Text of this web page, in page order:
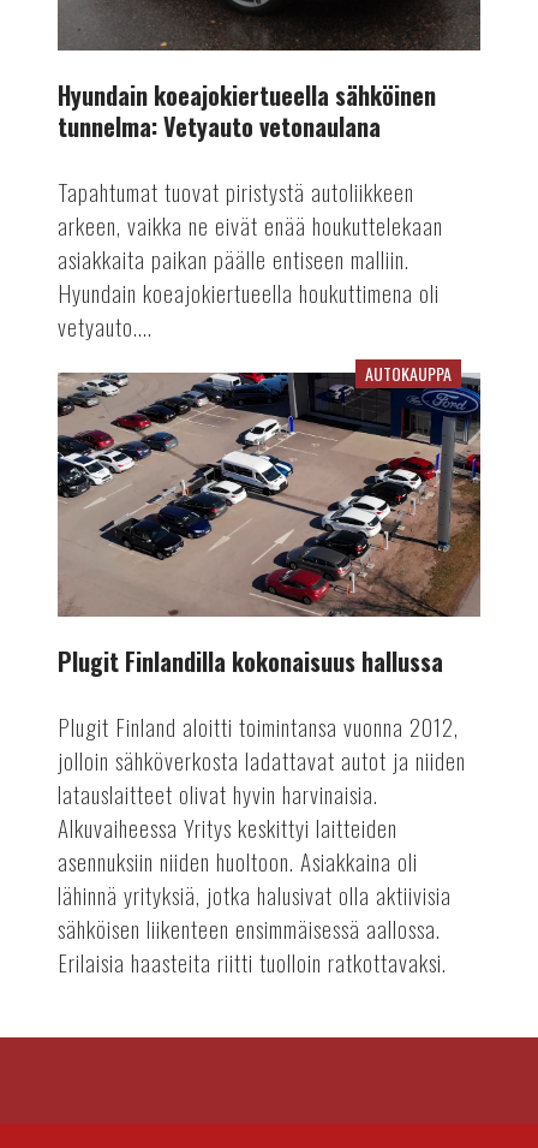
Hyundain koeajokiertueella sähköinen
tunnelma: Vetyauto vetonaulana
Tapahtumat tuovat piristystä autoliikkeen
arkeen, vaikka ne eivät enää houkuttelekaan
asiakkaita paikan päälle entiseen malliin.
Hyundain koeajokiertueella houkuttimena oli
vetyauto....
Plugit
Finlandilla
kokonaisuus
hallussa
AUTOKAUPPA
Plugit Finlandilla kokonaisuus hallussa
Plugit Finland aloitti toimintansa vuonna 2012,
jolloin sähköverkosta ladattavat autot ja niiden
latauslaitteet olivat hyvin harvinaisia.
Alkuvaiheessa Yritys keskittyi laitteiden
asennuksiin niiden huoltoon. Asiakkaina oli
lähinnä yrityksiä, jotka halusivat olla aktiivisia
sähköisen liikenteen ensimmäisessä aallossa.
Erilaisia haasteita riitti tuolloin ratkottavaksi.